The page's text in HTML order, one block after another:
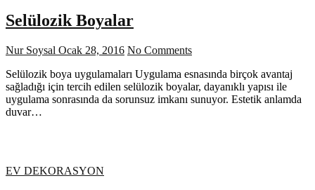
Selülozik Boyalar
Nur Soysal Ocak 28, 2016 No Comments
Selülozik boya uygulamaları Uygulama esnasında birçok avantaj
sağladığı için tercih edilen selülozik boyalar, dayanıklı yapısı ile
uygulama sonrasında da sorunsuz imkanı sunuyor. Estetik anlamda
duvar…
EV DEKORASYON